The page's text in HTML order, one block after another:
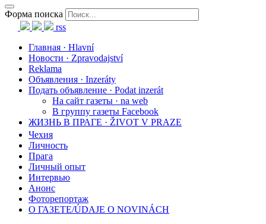
Форма поиска
rss
Главная · Hlavní
Новости · Zpravodajství
Reklama
Объявления · Inzeráty
Подать объявление · Podat inzerát
На сайт газеты · na web
В группу газеты Facebook
ЖИЗНЬ В ПРАГЕ · ŽIVOT V PRAZE
Чехия
Личность
Прага
Личный опыт
Интервью
Анонс
Фоторепортаж
О ГАЗЕТЕ/ÚDAJE O NOVINÁCH